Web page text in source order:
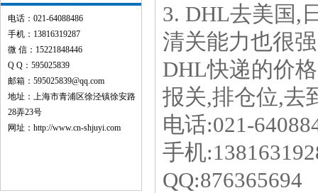
电话：021-64088486
手机：13816319287
微 信：15221848446
Q Q：595025839
邮箱：595025839@qq.com
地址：上海市青浦区徐泾镇徐安路
28弄23号
网址： http://www.cn-shjuyi.com
3. DHL去美国,
清关能力也很
DHL快递的价
报关,排仓位,去
电话:021-
手机